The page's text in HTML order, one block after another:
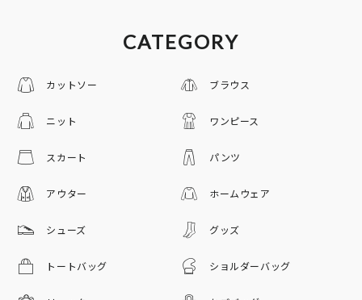
CATEGORY
カットソー ブラウス
ニット ワンピース
スカート パンツ
アウター ホームウェア
シューズ グッズ
トートバッグ ショルダーバッグ